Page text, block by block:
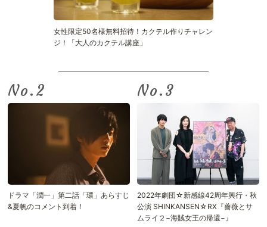
女性限定50名様無料招待！カクテル作りチャレン
ジ！「大人のカクテル講座」
No.
ドラマ「潤一」第二話「環」あらすじ
&夏帆のコメント到着！
No.
2022年劇団☆新感線42周年興行・秋
公演 SHINKANSEN☆RX『薔薇とサ
ムライ２−海賊女王の帰還−』